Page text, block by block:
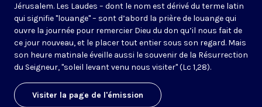
Jérusalem. Les Laudes – dont le nom est dérivé du terme latin
qui signifie "louange" – sont d’abord la prière de louange qui
ouvre la journée pour remercier Dieu du don qu’il nous fait de
ce jour nouveau, et le placer tout entier sous son regard. Mais
son heure matinale éveille aussi le souvenir de la Résurrection
du Seigneur, "soleil levant venu nous visiter" (Lc 1,28).
Visiter la page de l'émission